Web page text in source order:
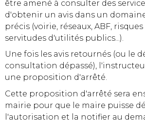
être amené à consulter des
d'obtenir un avis dans un
précis (voirie, réseaux, ABF,
servitudes d'utilités publics...).
Une fois les avis retournés (ou le
consultation dépassé),
une proposition d'arrêté.
Cette proposition d'arrêté sera
mairie pour que le maire puisse
l'autorisation et la notifier au